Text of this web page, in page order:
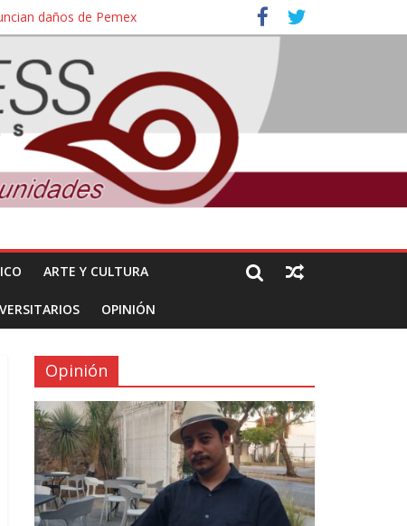
daños de Pemex
e intelectuales de su asesinato
ARTE Y CULTURA
OPINIÓN
Opinión